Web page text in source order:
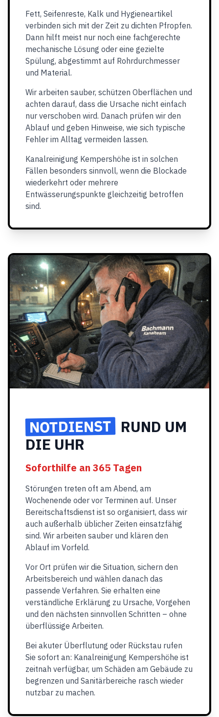
Fett, Seifenreste, Kalk und Hygieneartikel
verbinden sich mit der Zeit zu dichten Pfropfen.
Dann hilft meist nur noch eine fachgerechte
mechanische Lösung oder eine gezielte
Spülung, abgestimmt auf Rohrdurchmesser
und Material.
Wir arbeiten sauber, schützen Oberflächen und
achten darauf, dass die Ursache nicht einfach
nur verschoben wird. Danach prüfen wir den
Ablauf und geben Hinweise, wie sich typische
Fehler im Alltag vermeiden lassen.
Kanalreinigung Kempershöhe ist in solchen
Fällen besonders sinnvoll, wenn die Blockade
wiederkehrt oder mehrere
Entwässerungspunkte gleichzeitig betroffen
sind.
NOTDIENST RUND UM
DIE UHR
Soforthilfe an 365 Tagen
Störungen treten oft am Abend, am
Wochenende oder vor Terminen auf. Unser
Bereitschaftsdienst ist so organisiert, dass wir
auch außerhalb üblicher Zeiten einsatzfähig
sind. Wir arbeiten sauber und klären den
Ablauf im Vorfeld.
Vor Ort prüfen wir die Situation, sichern den
Arbeitsbereich und wählen danach das
passende Verfahren. Sie erhalten eine
verständliche Erklärung zu Ursache, Vorgehen
und den nächsten sinnvollen Schritten – ohne
überflüssige Arbeiten.
Bei akuter Überflutung oder Rückstau rufen
Sie sofort an: Kanalreinigung Kempershöhe ist
zeitnah verfügbar, um Schäden am Gebäude zu
begrenzen und Sanitärbereiche rasch wieder
nutzbar zu machen.